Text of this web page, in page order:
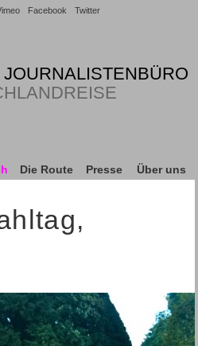
Facebook Twitter
Die Route Presse Über uns